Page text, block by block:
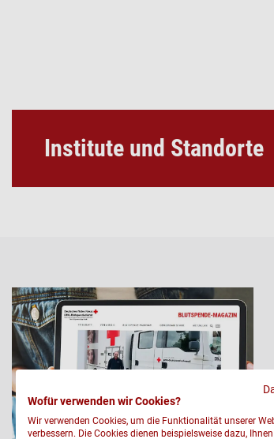
Institute und Standorte
Wofür verwenden wir Cookies?
Wir verwenden Cookies, um die Funktionalität unserer
verbessern. Die Cookies dienen beispielsweise dazu,